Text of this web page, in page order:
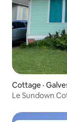
Cottage ·
Le Sundown